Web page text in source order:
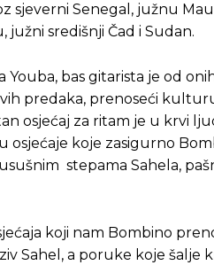
sjeverni Senegal, južnu
središnji Čad i Sudan.
bas gitarista je od
predaka, prenoseći
osjećaj za ritam je u krvi
koje zasigurno
stepama Sahela,
koji nam Bombino
Sahel, a poruke koje šalje